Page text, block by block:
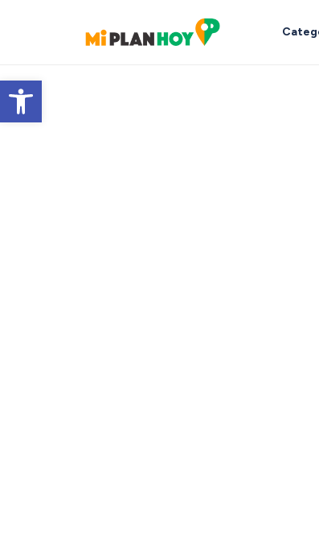
Abrir barra de herramientas